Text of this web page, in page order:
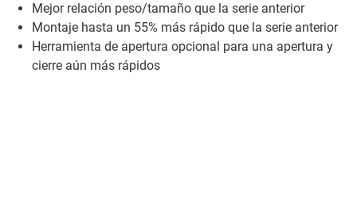
Mejor relación peso/tamaño que la serie anterior
Montaje hasta un 55% más rápido que la serie anterior
Herramienta de apertura opcional para una apertura y
cierre aún más rápidos